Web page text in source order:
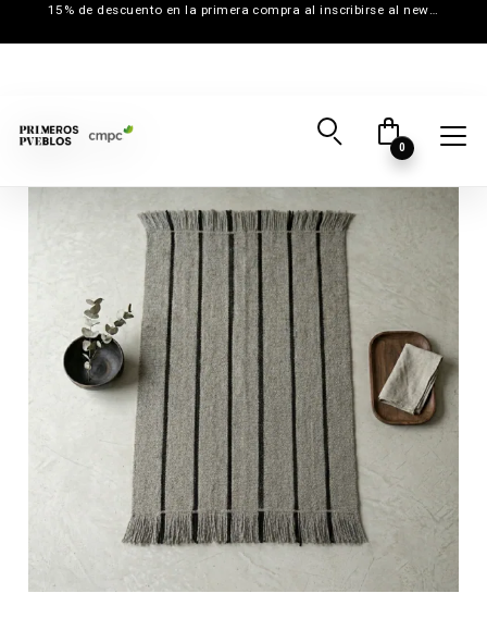
15% de descuento en la primera compra al inscribirse al newsletter
0